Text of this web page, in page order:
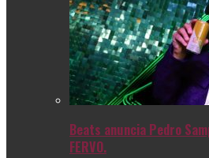
Beats anuncia Pedro
FERVO.